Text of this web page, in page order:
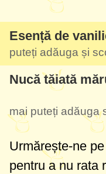
Esență de
puteți adăuga și
Nucă tăiată
mai puteți adăuga
Urmărește-ne
pentru a nu rata